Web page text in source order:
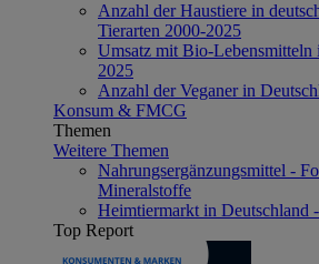
Anzahl der Haustiere in
Tierarten 2000-2025
Umsatz mit Bio-Lebensmitteln
2025
Anzahl der Veganer in
Konsum & FMCG
Themen
Weitere Themen
Nahrungsergänzungsmittel -
Mineralstoffe
Heimtiermarkt in Deutschland
Top Report